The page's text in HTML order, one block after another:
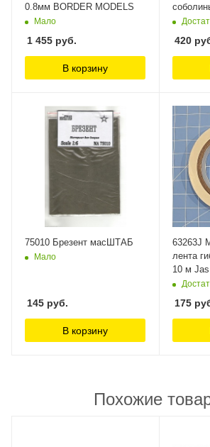
0.8мм BORDER MODELS
Мало
1 455 руб.
В корзину
из
420
75010 Брезент масШТАБ
Мало
145 руб.
В корзину
63263J
лента
10 м Jas
175
Похожие